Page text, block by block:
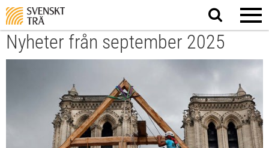
Sök
på
webbplatsen
Nyheter från september 2025